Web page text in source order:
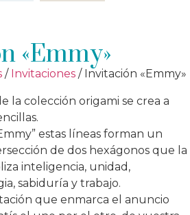
«Emmy»
/ Invitaciones / Invitación «Emmy»
la colección origami se crea a
estas líneas forman un
de dos hexágonos que la
inteligencia, unidad,
sabiduría y trabajo.
que enmarca el anuncio